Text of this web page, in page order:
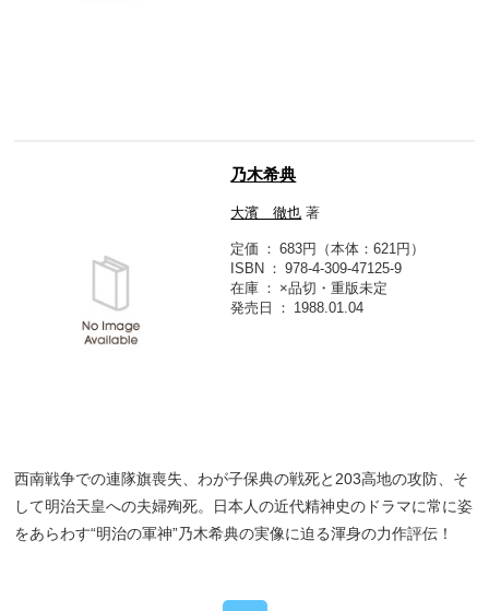
乃木希典
大濱 徹也 著
定価
683円（本体：621円）
ISBN
978-4-309-47125-9
在庫
×品切・重版未定
発売日
1988.01.04
西南戦争での連隊旗喪失、わが子保典の戦死と203高地の攻防、そ
して明治天皇への夫婦殉死。日本人の近代精神史のドラマに常に姿
をあらわす“明治の軍神”乃木希典の実像に迫る渾身の力作評伝！